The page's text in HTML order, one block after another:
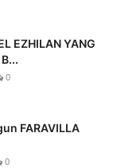
EZHILAN YANG
0
FARAVILLA
0